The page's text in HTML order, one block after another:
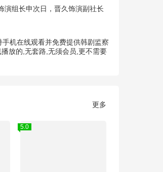
组长申次日，晋久饰演副社长
机在线观看并免费提供韩剧监察
放的,无套路,无须会员,更不需要
更多
5.0